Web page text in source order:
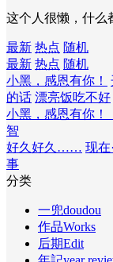
这个人很懒，什么
最新 热点 随机
最新 热点 随机
小黑，感恩有你！
的话 漂亮饭吃不好
小黑，感恩有你！
智
好久好久…… 现在
事
分类
一兜doudou
作品Works
后期Edit